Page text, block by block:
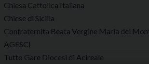
Chiesa Cattolica Italiana
Chiese di Sicilia
Confraternita Beata Vergine Maria del
AGESCI
Tutto Gare Diocesi di Acireale